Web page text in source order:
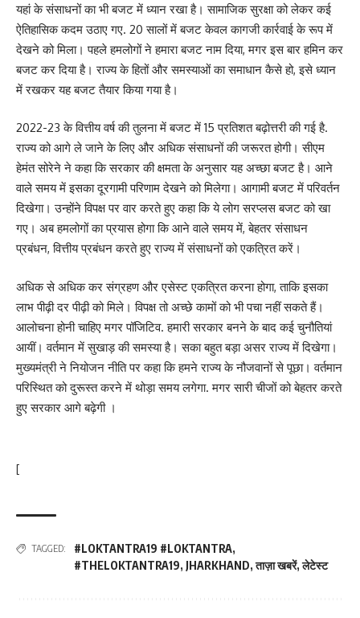
यहां के संसाधनों का भी बजट में ध्यान रखा है। सामाजिक सुरक्षा को लेकर कई
ऐतिहासिक कदम उठाए गए. 20 सालों में बजट केवल कागजी कार्रवाई के रूप में
देखने को मिला। पहले हमलोगों ने हमारा बजट नाम दिया, मगर इस बार हमिन कर
बजट कर दिया है। राज्य के हितों और समस्याओं का समाधान कैसे हो, इसे ध्यान
में रखकर यह बजट तैयार किया गया है।
2022-23 के वित्तीय वर्ष की तुलना में बजट में 15 प्रतिशत बढ़ोत्तरी की गई है.
राज्य को आगे ले जाने के लिए और अधिक संसाधनों की जरूरत होगी। सीएम
हेमंत सोरेने ने कहा कि सरकार की क्षमता के अनुसार यह अच्छा बजट है। आने
वाले समय में इसका दूरगामी परिणाम देखने को मिलेगा। आगामी बजट में परिवर्तन
दिखेगा। उन्होंने विपक्ष पर वार करते हुए कहा कि ये लोग सरप्लस बजट को खा
गए। अब हमलोगों का प्रयास होगा कि आने वाले समय में, बेहतर संसाधन
प्रबंधन, वित्तीय प्रबंधन करते हुए राज्य में संसाधनों को एकत्रित करें।
अधिक से अधिक कर संग्रहण और एसेस्ट एकत्रित करना होगा, ताकि इसका
लाभ पीढ़ी दर पीढ़ी को मिले। विपक्ष तो अच्छे कामों को भी पचा नहीं सकते हैं।
आलोचना होनी चाहिए मगर पॉजिटिव. हमारी सरकार बनने के बाद कई चुनौतियां
आयीं। वर्तमान में सुखाड़ की समस्या है। सका बहुत बड़ा असर राज्य में दिखेगा।
मुख्यमंत्री ने नियोजन नीति पर कहा कि हमने राज्य के नौजवानों से पूछा। वर्तमान
परिस्थित को दुरूस्त करने में थोड़ा समय लगेगा. मगर सारी चीजों को बेहतर करते
हुए सरकार आगे बढ़ेगी ।
[
TAGGED: #LOKTANTRA19 #LOKTANTRA,
#THELOKTANTRA19, JHARKHAND,ताज़ा खबरें,लेटेस्ट